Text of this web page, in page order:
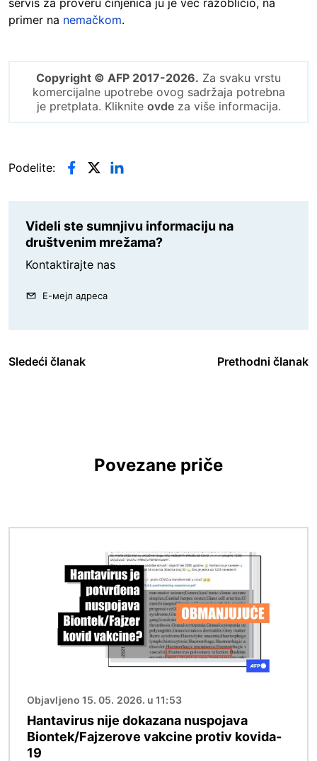
primer na nemačkom.
Copyright © AFP 2017-2026. Za svaku vrstu
komercijalne upotrebe ovog sadržaja potrebna
je pretplata. Kliknite ovdeza više informacija.
Podelite:
Videli ste sumnjivu informaciju na
društvenim mrežama?
Kontaktirajte nas
Е-мејл адреса
Sledeći članak Prethodni članak
Povezane priče
Objavljeno 15. 05. 2026. u 11:53
Hantavirus nije dokazana nuspojava
Biontek/Fajzerove vakcine protiv kovida-
19